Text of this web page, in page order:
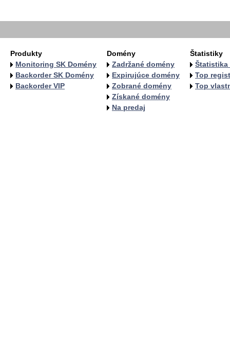
Produkty
Monitoring SK Domény
Backorder SK Domény
Backorder VIP
Domény
Zadržané domény
Expirujúce domény
Zobrané domény
Získané domény
Na predaj
Štatistiky
Štatistika
Top
Top